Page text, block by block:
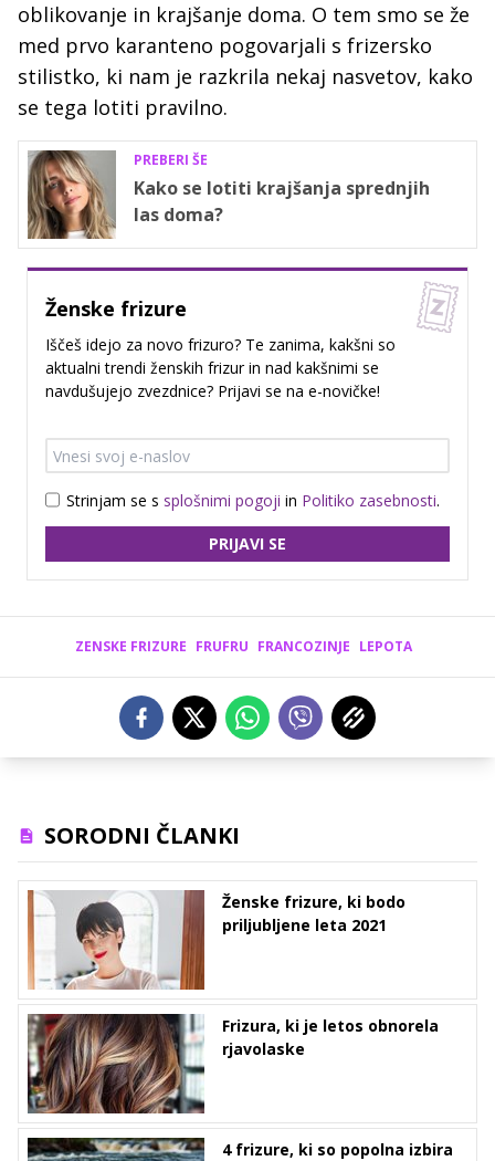
oblikovanje in krajšanje doma. O tem smo se že
med prvo karanteno pogovarjali s frizersko
stilistko, ki nam je razkrila nekaj nasvetov, kako
se tega lotiti pravilno.
PREBERI ŠE
Kako se lotiti krajšanja sprednjih
las doma?
Ženske frizure
Iščeš idejo za novo frizuro? Te zanima, kakšni so
aktualni trendi ženskih frizur in nad kakšnimi se
navdušujejo zvezdnice? Prijavi se na e-novičke!
Strinjam se s splošnimi pogoji in Politiko zasebnosti.
PRIJAVI SE
ZENSKE FRIZURE FRUFRU FRANCOZINJE LEPOTA
SORODNI ČLANKI
Ženske frizure, ki bodo
priljubljene leta 2021
Frizura, ki je letos obnorela
rjavolaske
4 frizure, ki so popolna izbira